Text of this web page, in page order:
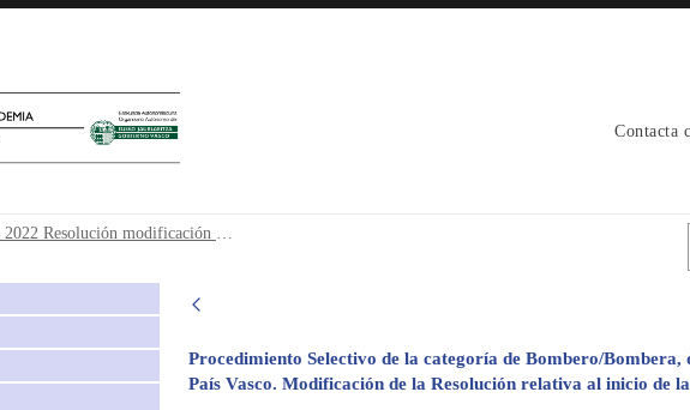
Contacta
modificación inicio curso formación
Bolsa Bomberos 2022 Resolución modificación inicio curso formación segunda edición
Procedimiento Selectivo de la categoría de Bombero/
País Vasco. Modificación de la Resolución relativa al inicio de